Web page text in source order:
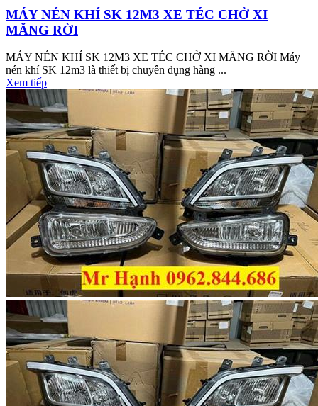
MÁY NÉN KHÍ SK 12M3 XE TÉC CHỞ XI
MĂNG RỜI
MÁY NÉN KHÍ SK 12M3 XE TÉC CHỞ XI MĂNG RỜI Máy
nén khí SK 12m3 là thiết bị chuyên dụng hàng ...
Xem tiếp